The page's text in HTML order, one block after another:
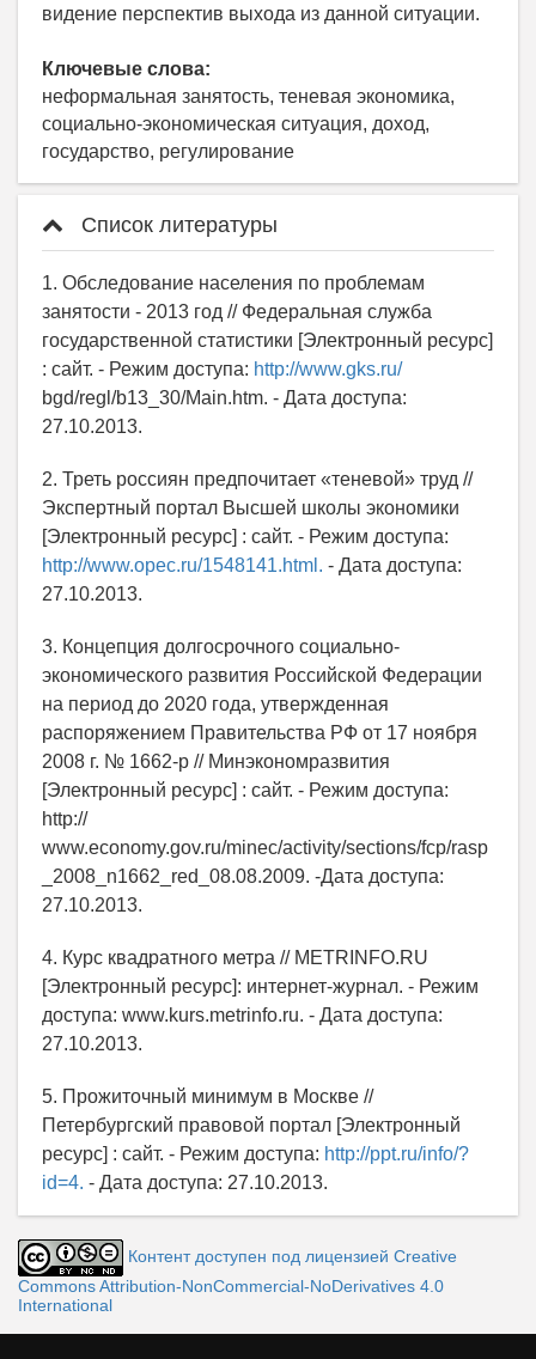
видение перспектив выхода из данной ситуации.
Ключевые слова:
неформальная занятость, теневая экономика,
социально-экономическая ситуация, доход,
государство, регулирование
Список литературы
1. Обследование населения по проблемам
занятости - 2013 год // Федеральная служба
государственной статистики [Электронный ресурс]
: сайт. - Режим доступа: http://www.gks.ru/
bgd/regl/b13_30/Main.htm. - Дата доступа:
27.10.2013.
2. Треть россиян предпочитает «теневой» труд //
Экспертный портал Высшей школы экономики
[Электронный ресурс] : сайт. - Режим доступа:
http://www.opec.ru/1548141.html. - Дата доступа:
27.10.2013.
3. Концепция долгосрочного социально-
экономического развития Российской Федерации
на период до 2020 года, утвержденная
распоряжением Правительства РФ от 17 ноября
2008 г. № 1662-р // Минэкономразвития
[Электронный ресурс] : сайт. - Режим доступа:
http://
www.economy.gov.ru/minec/activity/sections/fcp/rasp
_2008_n1662_red_08.08.2009. -Дата доступа:
27.10.2013.
4. Курс квадратного метра // METRINFO.RU
[Электронный ресурс]: интернет-журнал. - Режим
доступа: www.kurs.metrinfo.ru. - Дата доступа:
27.10.2013.
5. Прожиточный минимум в Москве //
Петербургский правовой портал [Электронный
ресурс] : сайт. - Режим доступа: http://ppt.ru/info/?
id=4. - Дата доступа: 27.10.2013.
Контент доступен под лицензией Creative
Commons Attribution-NonCommercial-NoDerivatives 4.0
International